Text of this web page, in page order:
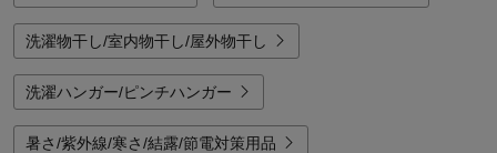
洗濯物干し/室内物干し/屋外物干し
洗濯ハンガー/ピンチハンガー
暑さ/紫外線/寒さ/結露/節電対策用品